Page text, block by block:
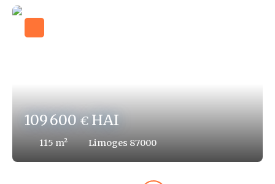
109 600€HAI
115 m² Limoges 87000